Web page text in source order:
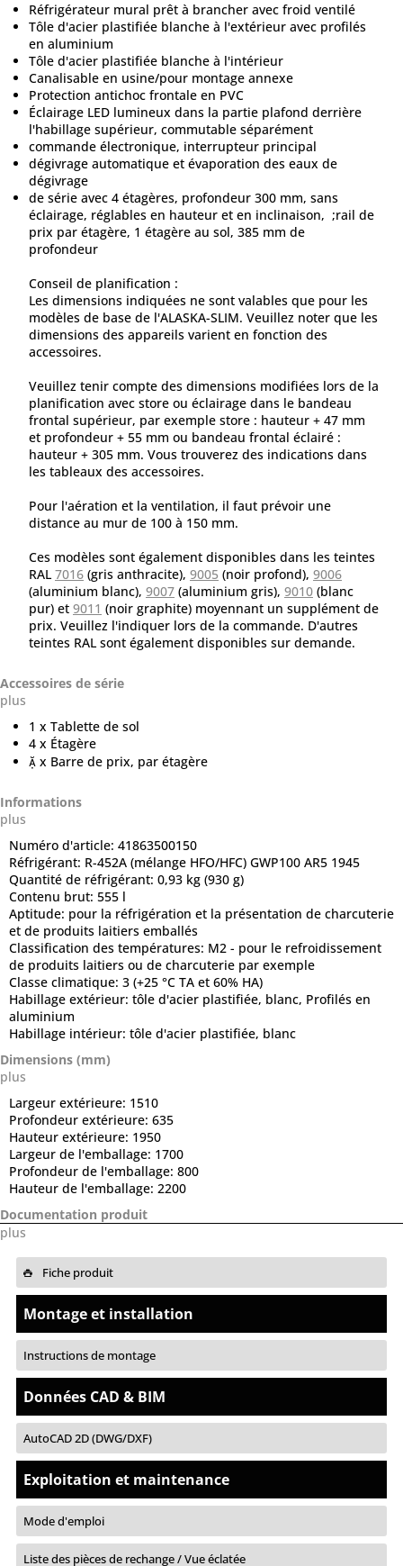
Réfrigérateur mural prêt à brancher avec froid ventilé
Tôle d'acier plastifiée blanche à l'extérieur avec profilés
en aluminium
Tôle d'acier plastifiée blanche à l'intérieur
Canalisable en usine/pour montage annexe
Protection antichoc frontale en PVC
Éclairage LED lumineux dans la partie plafond derrière
l'habillage supérieur, commutable séparément
commande électronique, interrupteur principal
dégivrage automatique et évaporation des eaux de
dégivrage
de série avec 4 étagères, profondeur 300 mm, sans
éclairage, réglables en hauteur et en inclinaison, ;rail de
prix par étagère, 1 étagère au sol, 385 mm de
profondeur
Conseil de planification :
Les dimensions indiquées ne sont valables que pour les
modèles de base de l'ALASKA-SLIM. Veuillez noter que les
dimensions des appareils varient en fonction des
accessoires.
Veuillez tenir compte des dimensions modifiées lors de la
planification avec store ou éclairage dans le bandeau
frontal supérieur, par exemple store : hauteur + 47 mm
et profondeur + 55 mm ou bandeau frontal éclairé :
hauteur + 305 mm. Vous trouverez des indications dans
les tableaux des accessoires.
Pour l'aération et la ventilation, il faut prévoir une
distance au mur de 100 à 150 mm.
Ces modèles sont également disponibles dans les teintes
RAL 7016 (gris anthracite), 9005 (noir profond), 9006
(aluminium blanc), 9007 (aluminium gris), 9010 (blanc
pur) et 9011 (noir graphite) moyennant un supplément de
prix. Veuillez l'indiquer lors de la commande. D'autres
teintes RAL sont également disponibles sur demande.
Accessoires de série
plus
1 x Tablette de sol
4 x Étagère
 x Barre de prix, par étagère
Informations
plus
Numéro d'article: 41863500150
Réfrigérant: R-452A (mélange HFO/HFC) GWP100 AR5 1945
Quantité de réfrigérant: 0,93 kg (930 g)
Contenu brut: 555 l
Aptitude: pour la réfrigération et la présentation de charcuterie
et de produits laitiers emballés
Classification des températures: M2 - pour le refroidissement
de produits laitiers ou de charcuterie par exemple
Classe climatique: 3 (+25 °C TA et 60% HA)
Habillage extérieur: tôle d'acier plastifiée, blanc, Profilés en
aluminium
Habillage intérieur: tôle d'acier plastifiée, blanc
Dimensions (mm)
plus
Largeur extérieure: 1510
Profondeur extérieure: 635
Hauteur extérieure: 1950
Largeur de l'emballage: 1700
Profondeur de l'emballage: 800
Hauteur de l'emballage: 2200
Documentation produit
plus
Fiche produit
Montage et installation
Instructions de montage
Données CAD & BIM
AutoCAD 2D (DWG/DXF)
Exploitation et maintenance
Mode d'emploi
Liste des pièces de rechange / Vue éclatée